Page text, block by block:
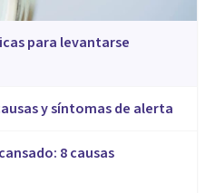
para levantarse
y síntomas de alerta
8 causas